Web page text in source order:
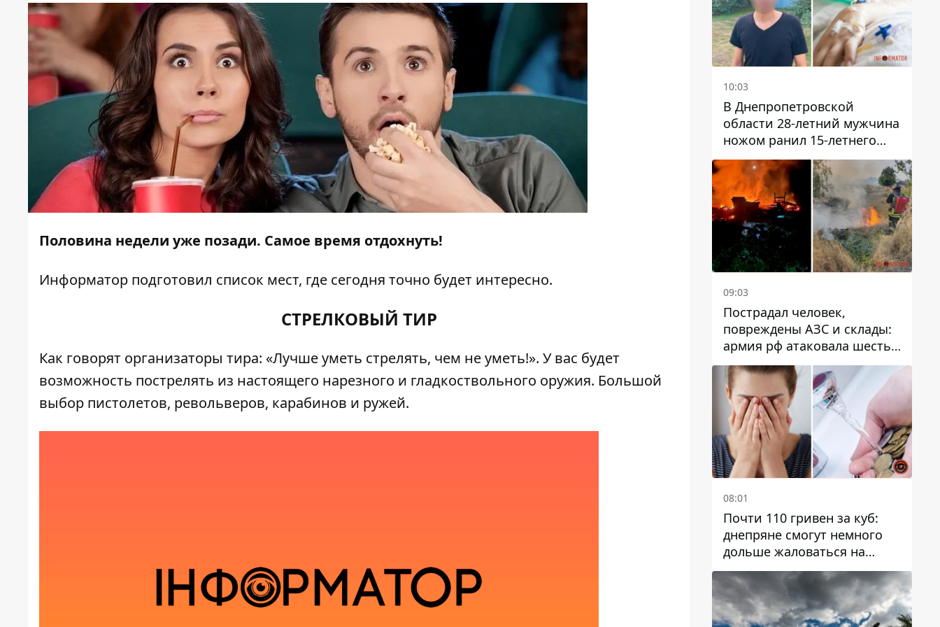
Половина недели уже позади. Самое время отдохнуть!
Информатор подготовил список мест, где сегодня точно будет интересно.
СТРЕЛКОВЫЙ ТИР
Как говорят организаторы тира: «Лучше уметь стрелять, чем не уметь!». У вас будет
возможность пострелять из настоящего нарезного и гладкоствольного оружия. Большой
выбор пистолетов, револьверов, карабинов и ружей.
10:03
В Днепропетровской
области 28-летний мужчина
ножом ранил 15-летнего
парня
09:03
Пострадал человек,
повреждены АЗС и склады:
армия рф атаковала шесть
районов Днепропетровской
области
08:01
Почти 110 гривен за куб:
днепряне смогут немного
дольше жаловаться на
запланированные тарифы
на воду на 2027 год